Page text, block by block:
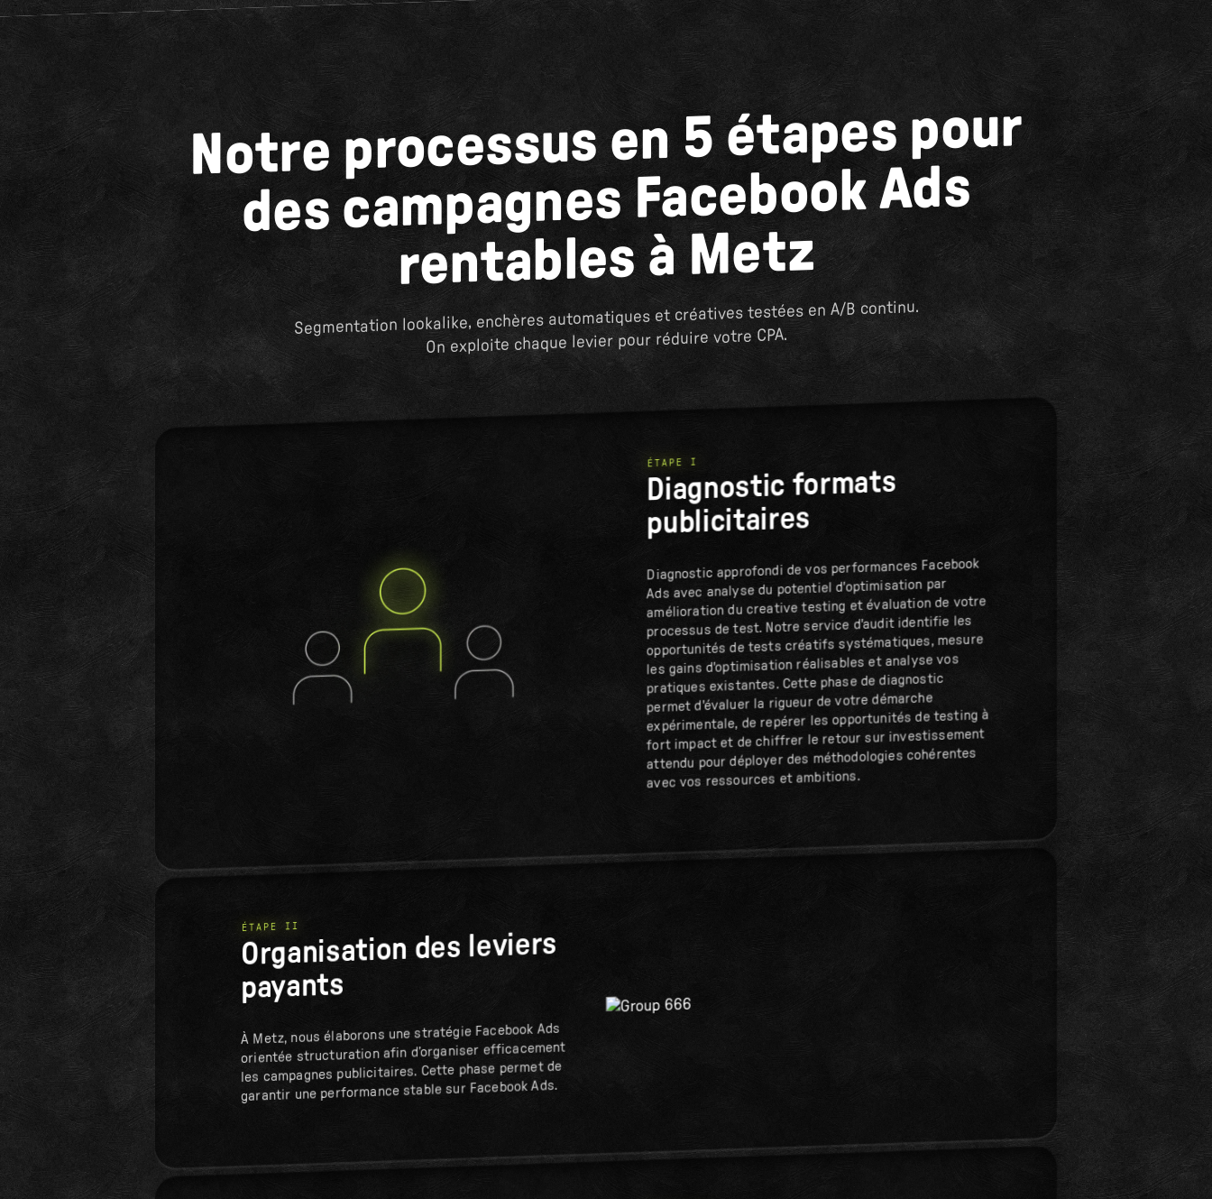
Notre processus en 5 étapes pour
des campagnes Facebook Ads
rentables à Metz
Segmentation lookalike, enchères automatiques et créatives testées en A/B continu.
On exploite chaque levier pour réduire votre CPA.
ÉTAPE I
Diagnostic formats
publicitaires
Diagnostic approfondi de vos performances Facebook
Ads avec analyse du potentiel d'optimisation par
amélioration du creative testing et évaluation de votre
processus de test. Notre service d'audit identifie les
opportunités de tests créatifs systématiques, mesure
les gains d'optimisation réalisables et analyse vos
pratiques existantes. Cette phase de diagnostic
permet d'évaluer la rigueur de votre démarche
expérimentale, de repérer les opportunités de testing à
fort impact et de chiffrer le retour sur investissement
attendu pour déployer des méthodologies cohérentes
avec vos ressources et ambitions.
ÉTAPE II
Organisation des leviers
payants
À Metz, nous élaborons une stratégie Facebook Ads
orientée structuration afin d’organiser efficacement
les campagnes publicitaires. Cette phase permet de
garantir une performance stable sur Facebook Ads.